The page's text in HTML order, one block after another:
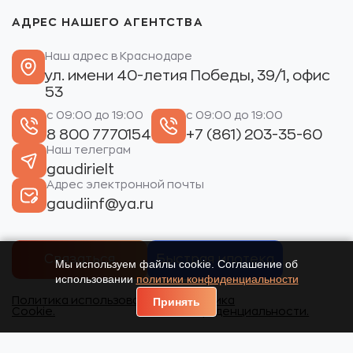
АДРЕС НАШЕГО АГЕНТСТВА
Наш адрес в Краснодаре
ул. имени 40-летия Победы, 39/1, офис
53
с 09:00 до 19:00
8 800 7770154
с 09:00 до 19:00
+7 (861) 203-35-60
Наш телеграм
gaudirielt
Адрес электронной почты
gaudiinf@ya.ru
Связаться Быстрая ипотека
Политика использования
Cookie.
Политика
конфиденциальности.
Мы используем файлы cookie. Соглашение об
использовании политики конфиденциальности
Принять